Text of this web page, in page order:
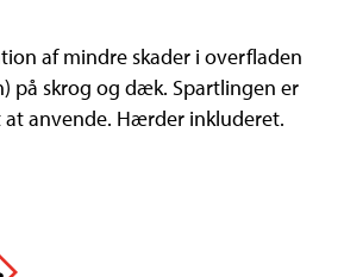
af mindre skader i overfladen
på skrog og dæk. Spartlingen er
anvende. Hærder inkluderet.